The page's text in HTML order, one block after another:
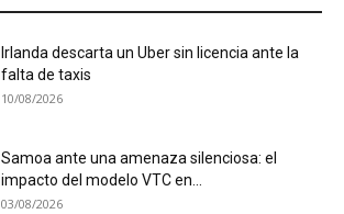
Irlanda descarta un Uber sin licencia ante la
falta de taxis
10/08/2026
Samoa ante una amenaza silenciosa: el
impacto del modelo VTC en...
03/08/2026